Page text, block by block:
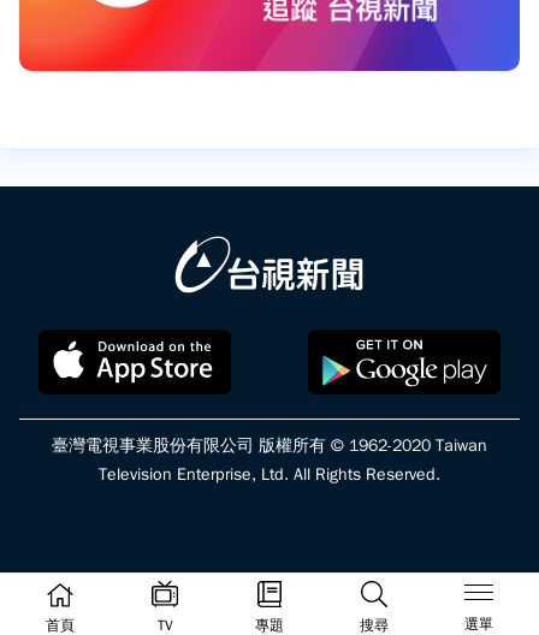
首頁 TV 專題 搜尋 選單
臺灣電視事業股份有限公司 版權所有 © 1962-2020 Taiwan
Television Enterprise, Ltd. All Rights Reserved.